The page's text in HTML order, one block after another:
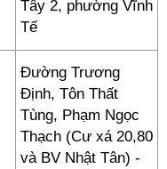
Tây 2, phường Vĩnh
Tế
Đường Trương
Định, Tôn Thất
Tùng, Phạm Ngọc
Thạch (Cư xá 20,80
và BV Nhật Tân) -